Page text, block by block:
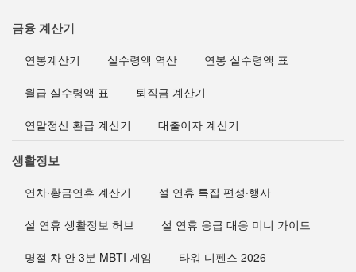
금융 계산기
연봉계산기 실수령액 역산 연봉 실수령액 표
월급 실수령액 표 퇴직금 계산기
연말정산 환급 계산기 대출이자 계산기
생활정보
연차·황금연휴 계산기 설 연휴 특집 편성·행사
설 연휴 생활정보 허브 설 연휴 응급 대응 미니 가이드
명절 차 안 3분 MBTI 게임 타워 디펜스 2026